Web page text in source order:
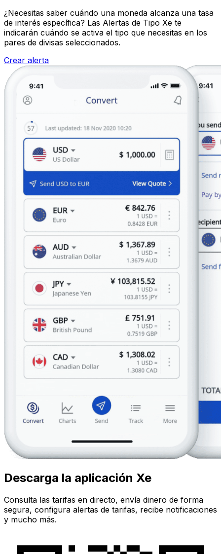
¿Necesitas saber cuándo una moneda alcanza una tasa
de interés específica? Las Alertas de Tipo Xe te
indicarán cuándo se activa el tipo que necesitas en los
pares de divisas seleccionados.
Crear alerta
Descarga la aplicación Xe
Consulta las tarifas en directo, envía dinero de forma
segura, configura alertas de tarifas, recibe notificaciones
y mucho más.